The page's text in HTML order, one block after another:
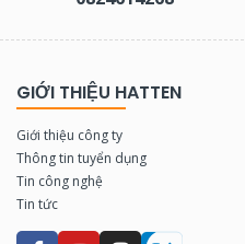
GIỚI THIỆU HATTEN
Giới thiệu công ty
Thông tin tuyển dụng
Tin công nghệ
Tin tức